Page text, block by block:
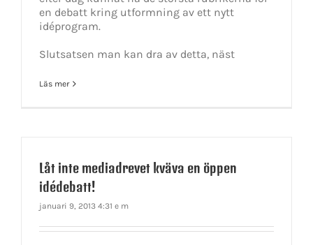
en debatt kring utformning av ett nytt
idéprogram.
Slutsatsen man kan dra av detta, näst
Läs mer
Låt inte mediadrevet kväva en öppen
idédebatt!
januari 9, 2013 4:31 e m